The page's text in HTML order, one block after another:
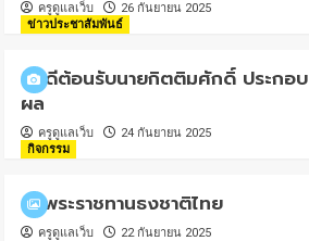
ครูดูแลเว็บ 26 กันยายน 2025
ข่าวประชาสัมพันธ์
ยินดีต้อนรับนายกิตติมศักดิ์ ประกอบ
ผล
ครูดูแลเว็บ 24 กันยายน 2025
กิจกรรม
วันพระราชทานธงชาติไทย
ครูดูแลเว็บ 22 กันยายน 2025